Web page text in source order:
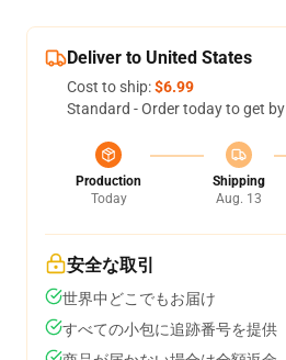
Deliver to United States
Cost to ship:$6.99
Standard - Order today to get by
Production
Today
Shipping
Aug. 13
安全な取引
世界中どこでもお届け
すべての小包に追跡番号を提供